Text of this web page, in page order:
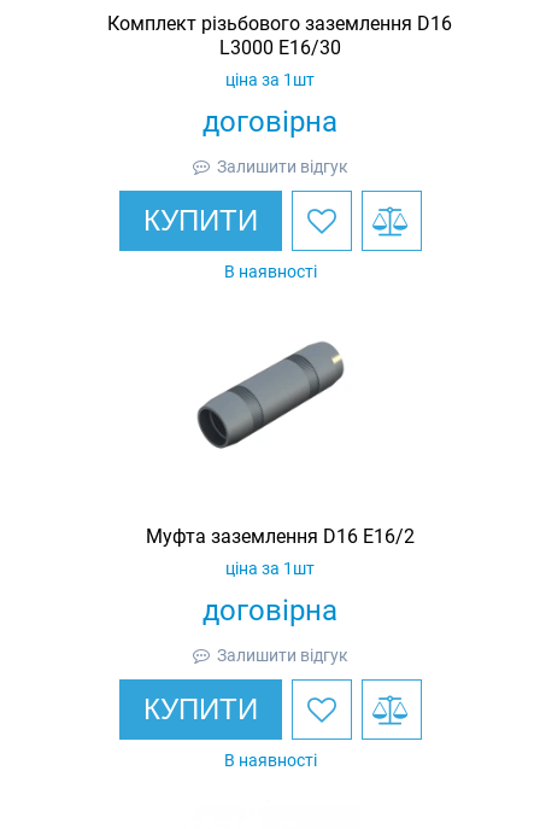
Комплект різьбового заземлення D16
L3000 E16/30
договірна
ціна за 1шт
Залишити відгук
КУПИТИ
В наявності
Муфта заземлення D16 E16/2
договірна
ціна за 1шт
Залишити відгук
КУПИТИ
В наявності